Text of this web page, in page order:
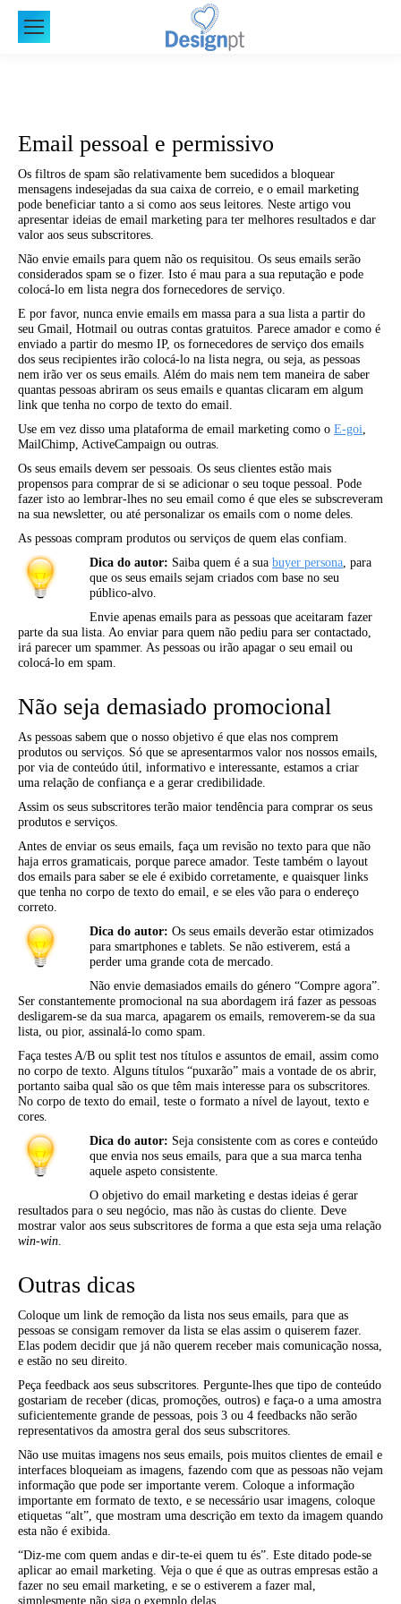
Email pessoal e permissivo
Os filtros de spam são relativamente bem sucedidos a bloquear
mensagens indesejadas da sua caixa de correio, e o email marketing
pode beneficiar tanto a si como aos seus leitores. Neste artigo vou
apresentar ideias de email marketing para ter melhores resultados e dar
valor aos seus subscritores.
Não envie emails para quem não os requisitou. Os seus emails serão
considerados spam se o fizer. Isto é mau para a sua reputação e pode
colocá-lo em lista negra dos fornecedores de serviço.
E por favor, nunca envie emails em massa para a sua lista a partir do
seu Gmail, Hotmail ou outras contas gratuitos. Parece amador e como é
enviado a partir do mesmo IP, os fornecedores de serviço dos emails
dos seus recipientes irão colocá-lo na lista negra, ou seja, as pessoas
nem irão ver os seus emails. Além do mais nem tem maneira de saber
quantas pessoas abriram os seus emails e quantas clicaram em algum
link que tenha no corpo de texto do email.
Use em vez disso uma plataforma de email marketing como o E-goi,
MailChimp, ActiveCampaign ou outras.
Os seus emails devem ser pessoais. Os seus clientes estão mais
propensos para comprar de si se adicionar o seu toque pessoal. Pode
fazer isto ao lembrar-lhes no seu email como é que eles se subscreveram
na sua newsletter, ou até personalizar os emails com o nome deles.
As pessoas compram produtos ou serviços de quem elas confiam.
Dica do autor: Saiba quem é a sua buyer persona, para
que os seus emails sejam criados com base no seu
público-alvo.
Envie apenas emails para as pessoas que aceitaram fazer
parte da sua lista. Ao enviar para quem não pediu para ser contactado,
irá parecer um spammer. As pessoas ou irão apagar o seu email ou
colocá-lo em spam.
Não seja demasiado promocional
As pessoas sabem que o nosso objetivo é que elas nos comprem
produtos ou serviços. Só que se apresentarmos valor nos nossos emails,
por via de conteúdo útil, informativo e interessante, estamos a criar
uma relação de confiança e a gerar credibilidade.
Assim os seus subscritores terão maior tendência para comprar os seus
produtos e serviços.
Antes de enviar os seus emails, faça um revisão no texto para que não
haja erros gramaticais, porque parece amador. Teste também o layout
dos emails para saber se ele é exibido corretamente, e quaisquer links
que tenha no corpo de texto do email, e se eles vão para o endereço
correto.
Dica do autor: Os seus emails deverão estar otimizados
para smartphones e tablets. Se não estiverem, está a
perder uma grande cota de mercado.
Não envie demasiados emails do género “Compre agora”.
Ser constantemente promocional na sua abordagem irá fazer as pessoas
desligarem-se da sua marca, apagarem os emails, removerem-se da sua
lista, ou pior, assinalá-lo como spam.
Faça testes A/B ou split test nos títulos e assuntos de email, assim como
no corpo de texto. Alguns títulos “puxarão” mais a vontade de os abrir,
portanto saiba qual são os que têm mais interesse para os subscritores.
No corpo de texto do email, teste o formato a nível de layout, texto e
cores.
Dica do autor: Seja consistente com as cores e conteúdo
que envia nos seus emails, para que a sua marca tenha
aquele aspeto consistente.
O objetivo do email marketing e destas ideias é gerar
resultados para o seu negócio, mas não às custas do cliente. Deve
mostrar valor aos seus subscritores de forma a que esta seja uma relação
win-win.
Outras dicas
Coloque um link de remoção da lista nos seus emails, para que as
pessoas se consigam remover da lista se elas assim o quiserem fazer.
Elas podem decidir que já não querem receber mais comunicação nossa,
e estão no seu direito.
Peça feedback aos seus subscritores. Pergunte-lhes que tipo de conteúdo
gostariam de receber (dicas, promoções, outros) e faça-o a uma amostra
suficientemente grande de pessoas, pois 3 ou 4 feedbacks não serão
representativos da amostra geral dos seus subscritores.
Não use muitas imagens nos seus emails, pois muitos clientes de email e
interfaces bloqueiam as imagens, fazendo com que as pessoas não vejam
informação que pode ser importante verem. Coloque a informação
importante em formato de texto, e se necessário usar imagens, coloque
etiquetas “alt”, que mostram uma descrição em texto da imagem quando
esta não é exibida.
“Diz-me com quem andas e dir-te-ei quem tu és”. Este ditado pode-se
aplicar ao email marketing. Veja o que é que as outras empresas estão a
fazer no seu email marketing, e se o estiverem a fazer mal,
simplesmente não siga o exemplo delas.